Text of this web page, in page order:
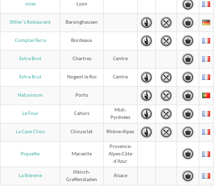
nose Lyon
Stiller´s Restaurant Barsinghausen
ComplanTerra Bordeaux
Extra Brut Chartres Centre
Extra Brut Nogent le Roi Centre
Natuvinum Porto
Le Four Cahors
Midi-
Pyrénées
La Cave Cliou Cliousclat Rhône-Alpes
Piquette Marseille
Provence-
Alpes-Côte
d'Azur
La Bièrerie
Illkirch-
Graffenstaden
Alsace